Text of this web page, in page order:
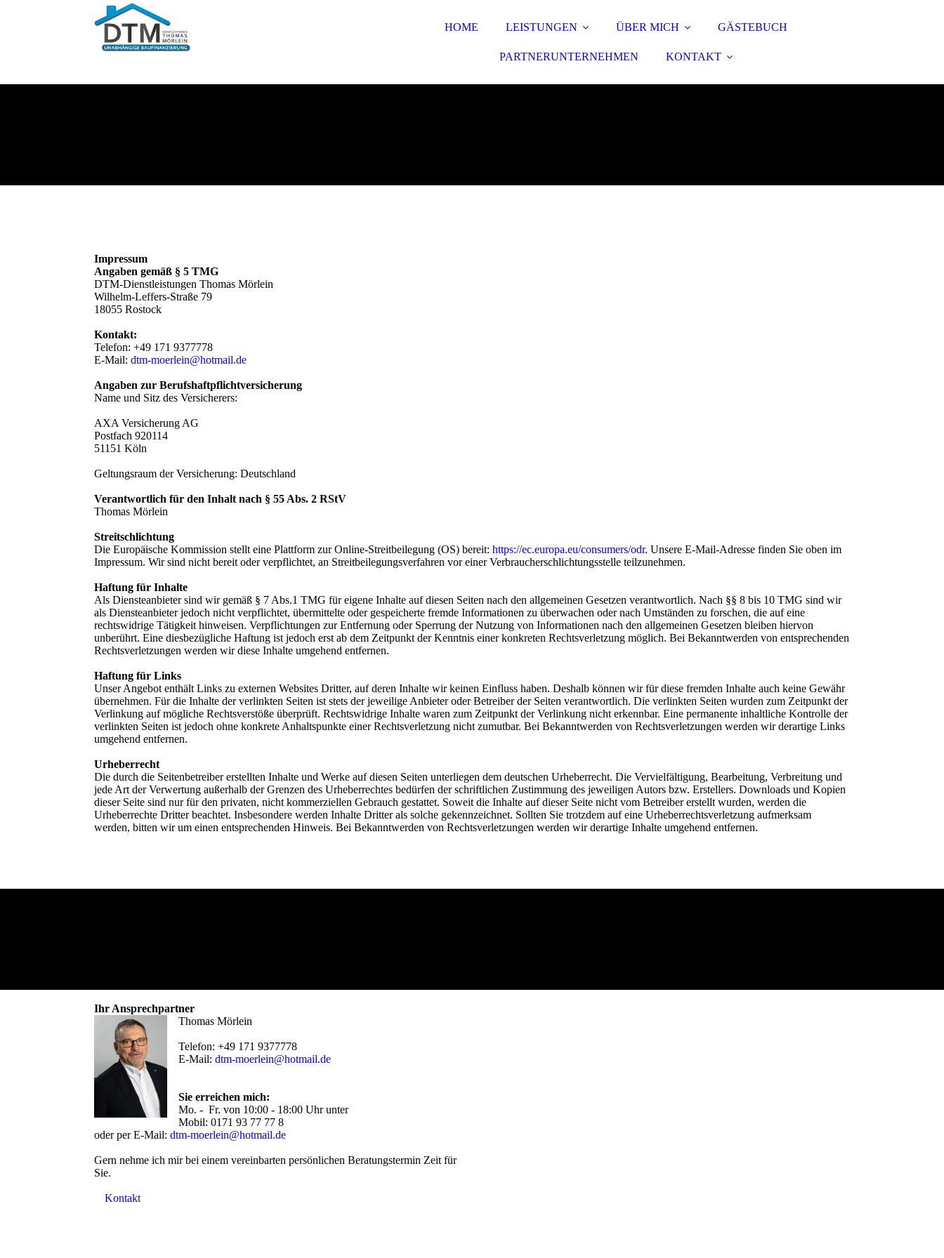
HOME LEISTUNGEN ÜBER MICH GÄSTEBUCH
PARTNERUNTERNEHMEN KONTAKT
Impressum
Angaben gemäß § 5 TMG
DTM-Dienstleistungen Thomas Mörlein
Wilhelm-Leffers-Straße 79
18055 Rostock
Kontakt:
Telefon: +49 171 9377778
E-Mail:dtm-moerlein@hotmail.de
Angaben zur Berufshaftpflichtversicherung
Name und Sitz des Versicherers:
AXA Versicherung AG
Postfach 920114
51151 Köln
Geltungsraum der Versicherung: Deutschland
Verantwortlich für den Inhalt nach § 55 Abs. 2 RStV
Thomas Mörlein
Streitschlichtung
Die Europäische Kommission stellt eine Plattform zur Online-Streitbeilegung (OS) bereit:https://ec.europa.eu/consumers/odr. Unsere E-Mail-Adresse finden Sie oben im
Impressum. Wir sind nicht bereit oder verpflichtet, an Streitbeilegungsverfahren vor einer Verbraucherschlichtungsstelle teilzunehmen.
Haftung für Inhalte
Als Diensteanbieter sind wir gemäß § 7 Abs.1 TMG für eigene Inhalte auf diesen Seiten nach den allgemeinen Gesetzen verantwortlich. Nach §§ 8 bis 10 TMG sind wir
als Diensteanbieter jedoch nicht verpflichtet, übermittelte oder gespeicherte fremde Informationen zu überwachen oder nach Umständen zu forschen, die auf eine
rechtswidrige Tätigkeit hinweisen. Verpflichtungen zur Entfernung oder Sperrung der Nutzung von Informationen nach den allgemeinen Gesetzen bleiben hiervon
unberührt. Eine diesbezügliche Haftung ist jedoch erst ab dem Zeitpunkt der Kenntnis einer konkreten Rechtsverletzung möglich. Bei Bekanntwerden von entsprechenden
Rechtsverletzungen werden wir diese Inhalte umgehend entfernen.
Haftung für Links
Unser Angebot enthält Links zu externen Websites Dritter, auf deren Inhalte wir keinen Einfluss haben. Deshalb können wir für diese fremden Inhalte auch keine Gewähr
übernehmen. Für die Inhalte der verlinkten Seiten ist stets der jeweilige Anbieter oder Betreiber der Seiten verantwortlich. Die verlinkten Seiten wurden zum Zeitpunkt der
Verlinkung auf mögliche Rechtsverstöße überprüft. Rechtswidrige Inhalte waren zum Zeitpunkt der Verlinkung nicht erkennbar. Eine permanente inhaltliche Kontrolle der
verlinkten Seiten ist jedoch ohne konkrete Anhaltspunkte einer Rechtsverletzung nicht zumutbar. Bei Bekanntwerden von Rechtsverletzungen werden wir derartige Links
umgehend entfernen.
Urheberrecht
Die durch die Seitenbetreiber erstellten Inhalte und Werke auf diesen Seiten unterliegen dem deutschen Urheberrecht. Die Vervielfältigung, Bearbeitung, Verbreitung und
jede Art der Verwertung außerhalb der Grenzen des Urheberrechtes bedürfen der schriftlichen Zustimmung des jeweiligen Autors bzw. Erstellers. Downloads und Kopien
dieser Seite sind nur für den privaten, nicht kommerziellen Gebrauch gestattet. Soweit die Inhalte auf dieser Seite nicht vom Betreiber erstellt wurden, werden die
Urheberrechte Dritter beachtet. Insbesondere werden Inhalte Dritter als solche gekennzeichnet. Sollten Sie trotzdem auf eine Urheberrechtsverletzung aufmerksam
werden, bitten wir um einen entsprechenden Hinweis. Bei Bekanntwerden von Rechtsverletzungen werden wir derartige Inhalte umgehend entfernen.
Ihr Ansprechpartner
Thomas Mörlein
Telefon: +49 171 9377778
E-Mail: dtm-moerlein@hotmail.de
Sie erreichen mich:
Mo. - Fr. von 10:00 - 18:00 Uhr unter
Mobil: 0171 93 77 77 8
oder per E-Mail:dtm-moerlein@hotmail.de
Gern nehme ich mir bei einem vereinbarten persönlichen Beratungstermin Zeit für
Sie.
Kontakt